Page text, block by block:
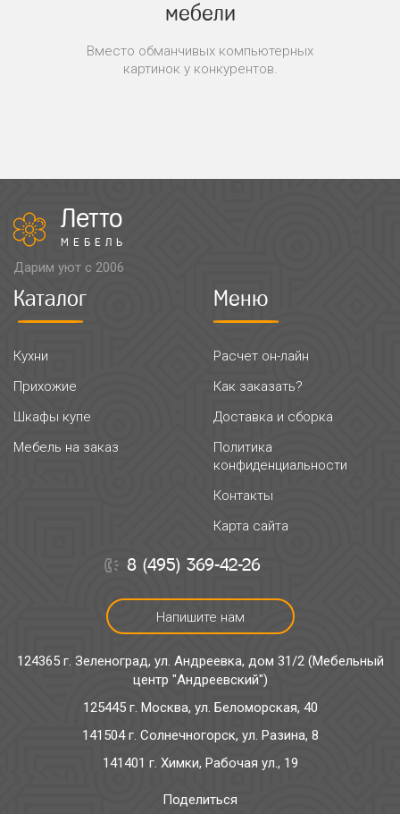
мебели
Вместо обманчивых компьютерных
картинок у конкурентов.
Летто
МЕБЕЛЬ
Дарим уют с 2006
Каталог
Кухни
Прихожие
Шкафы купе
Мебель на заказ
Меню
Расчет он-лайн
Как заказать?
Доставка и сборка
Политика
конфиденциальности
Контакты
Карта сайта
8 (495) 369-42-26
Напишите нам
124365 г. Зеленоград, ул. Андреевка, дом 31/2 (Мебельный
центр "Андреевский")
125445 г. Москва, ул. Беломорская, 40
141504 г. Солнечногорск, ул. Разина, 8
141401 г. Химки, Рабочая ул., 19
Поделиться